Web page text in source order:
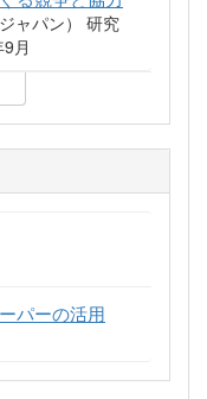
ャパン） 研究
月
パーの活用